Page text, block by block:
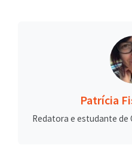
Patrícia
Redatora e estudante de